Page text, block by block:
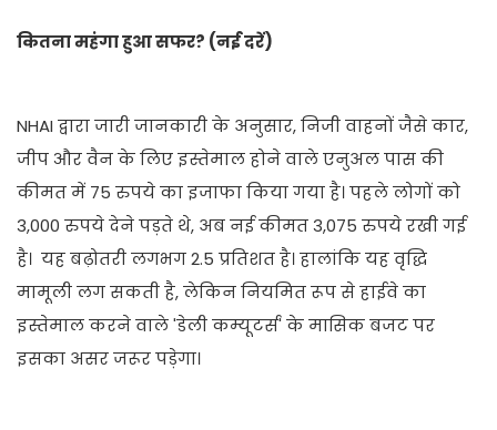
कितना महंगा हुआ सफर? (नई दरें)
NHAI द्वारा जारी जानकारी के अनुसार, निजी वाहनों जैसे कार,
जीप और वैन के लिए इस्तेमाल होने वाले एनुअल पास की
कीमत में 75 रुपये का इजाफा किया गया है। पहले लोगों को
3,000 रुपये देने पड़ते थे, अब नई कीमत 3,075 रुपये रखी गई
है। यह बढ़ोतरी लगभग 2.5 प्रतिशत है। हालांकि यह वृद्धि
मामूली लग सकती है, लेकिन नियमित रूप से हाईवे का
इस्तेमाल करने वाले 'डेली कम्यूटर्स' के मासिक बजट पर
इसका असर जरूर पड़ेगा।